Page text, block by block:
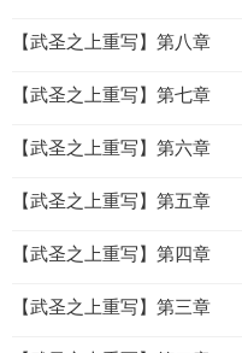
【武圣之上重写】第八章
【武圣之上重写】第七章
【武圣之上重写】第六章
【武圣之上重写】第五章
【武圣之上重写】第四章
【武圣之上重写】第三章